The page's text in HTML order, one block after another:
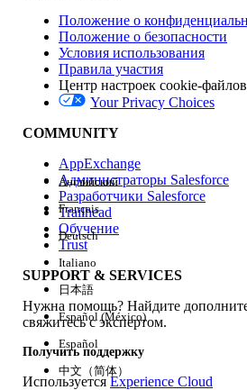
Версия
Возможности
Положение о
Положение о безопасности
Условия использования
Правила участия
Центр настроек cookie-файлов
Your Privacy Choices
COMMUNITY
AppExchange
Администраторы Salesforce
Разработчики Salesforce
Trailhead
Обучение
Trust
SUPPORT & SERVICES
Нужна помощь? Найдите
свяжитесь с экспертом.
Получить поддержку
ИспользуетсяExperience Cloud
Английский
Français
Deutsch
Italiano
日本語
Español (México)
Español
中文（简体）